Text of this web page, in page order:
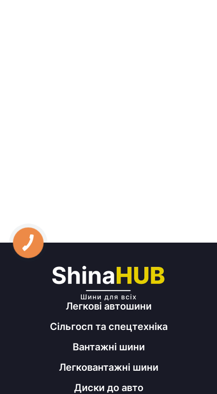
Легкові автошини
Сільгосп та спецтехніка
Вантажні шини
Легковантажні шини
Диски до авто